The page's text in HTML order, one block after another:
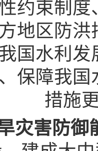
约束制
地区防
国水利
保障我
措施
害防御